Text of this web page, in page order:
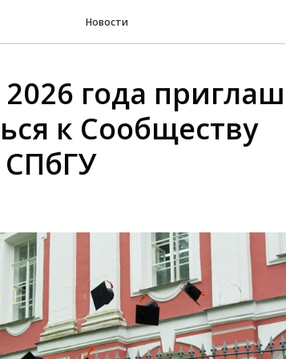
Новости
года
к Сообществу